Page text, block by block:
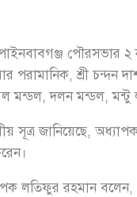
পৌরসভার ২
পরামানিক, শ্রী চন্দন
মন্ডল, দলন মন্ডল,
সূত্র জানিয়েছে,
লতিফুর রহমান বলেন,